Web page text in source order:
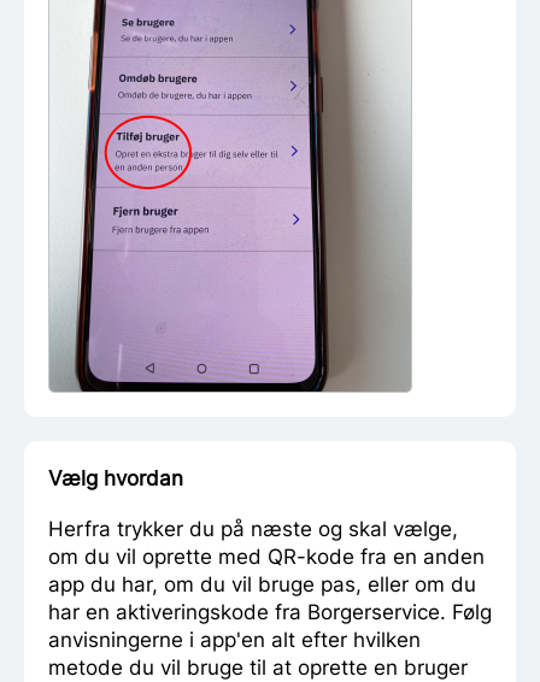
Vælg hvordan
Herfra trykker du på næste og skal vælge,
om du vil oprette med QR-kode fra en anden
app du har, om du vil bruge pas, eller om du
har en aktiveringskode fra Borgerservice. Følg
anvisningerne i app'en alt efter hvilken
metode du vil bruge til at oprette en bruger